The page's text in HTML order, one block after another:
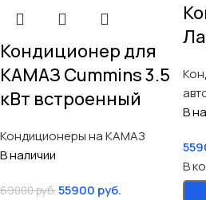
Кондиционер для
КАМАЗ Cummins 3.5
кВт встроенный
Кондиционеры на КАМАЗ
В наличии
69000руб.55900 руб.
В
В